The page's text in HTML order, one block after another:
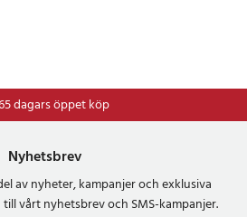
dagars öppet köp
⭐Frakt 49kr *
Nyhetsbrev
av nyheter, kampanjer och exklusiva
vårt nyhetsbrev och SMS-kampanjer.